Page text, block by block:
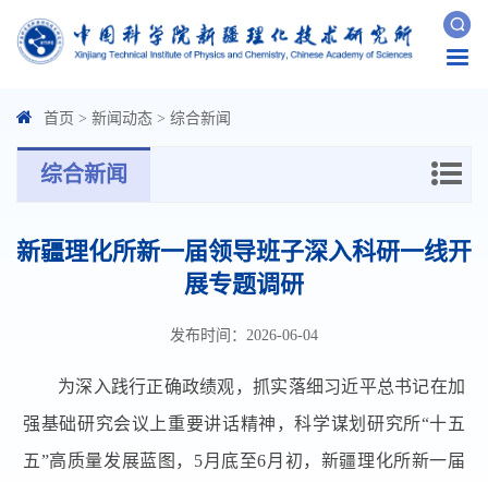
首页 > 新闻动态 > 综合新闻
综合新闻
新疆理化所新一届领导班子深入科研一线开
展专题调研
发布时间：2026-06-04
为深入践行正确政绩观，抓实落细习近平总书记在加
强基础研究会议上重要讲话精神，科学谋划研究所“十五
五”高质量发展蓝图，5月底至6月初，新疆理化所新一届